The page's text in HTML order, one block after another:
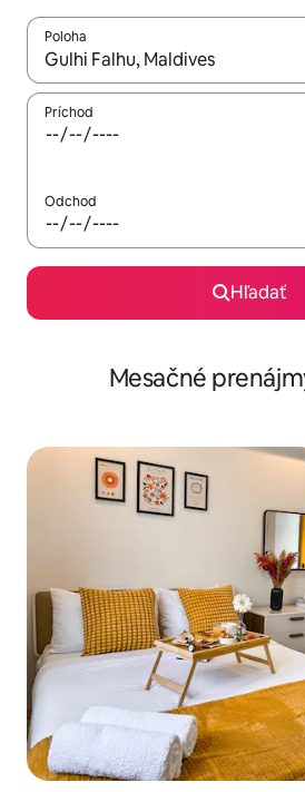
Poloha
Keď budú výsledky k dispozícii,
Príchod
Odchod
Hľadať
Mesačné